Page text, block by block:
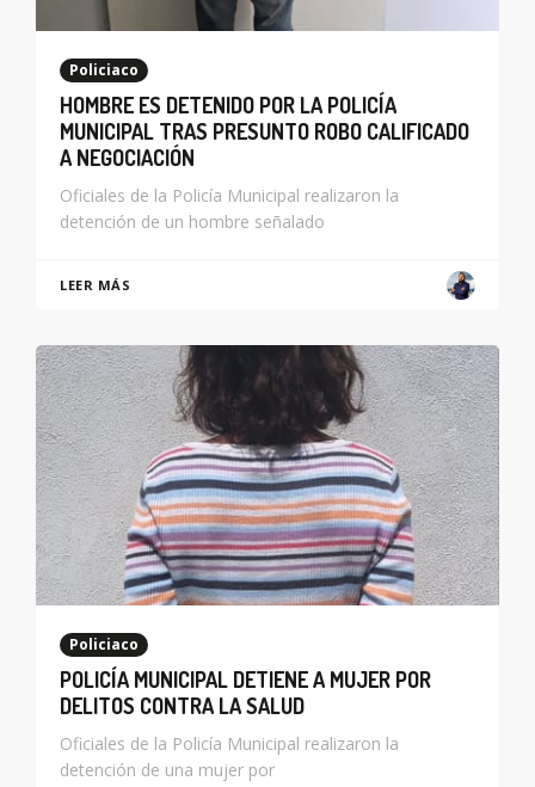
Policiaco
HOMBRE ES DETENIDO POR LA POLICÍA
MUNICIPAL TRAS PRESUNTO ROBO CALIFICADO
A NEGOCIACIÓN
Oficiales de la Policía Municipal realizaron la
detención de un hombre señalado
LEER MÁS
Policiaco
POLICÍA MUNICIPAL DETIENE A MUJER POR
DELITOS CONTRA LA SALUD
Oficiales de la Policía Municipal realizaron la
detención de una mujer por